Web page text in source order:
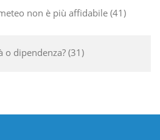
non è più affidabile 41
o dipendenza? 31